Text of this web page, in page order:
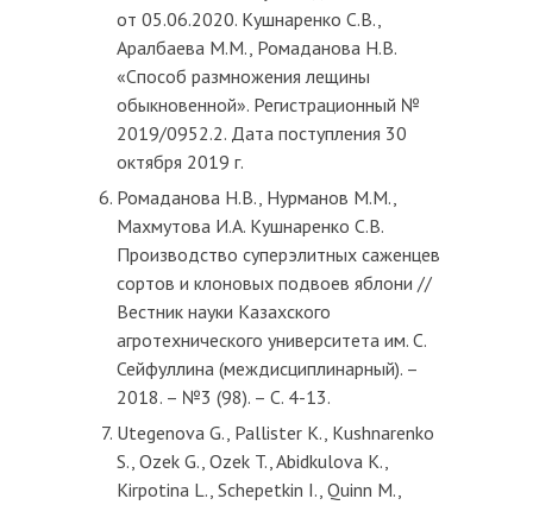
от 05.06.2020. Кушнаренко С.В.,
Аралбаева М.М., Ромаданова Н.В.
«Способ размножения лещины
обыкновенной». Регистрационный №
2019/0952.2. Дата поступления 30
октября 2019 г.
Ромаданова Н.В., Нурманов М.М.,
Махмутова И.А. Кушнаренко С.В.
Производство суперэлитных саженцев
сортов и клоновых подвоев яблони //
Вестник науки Казахского
агротехнического университета им. С.
Сейфуллина (междисциплинарный). –
2018. – №3 (98). – С. 4-13.
Utegenova G., Pallister K., Kushnarenko
S., Ozek G., Ozek T., Abidkulova K.,
Kirpotina L., Schepetkin I., Quinn M.,